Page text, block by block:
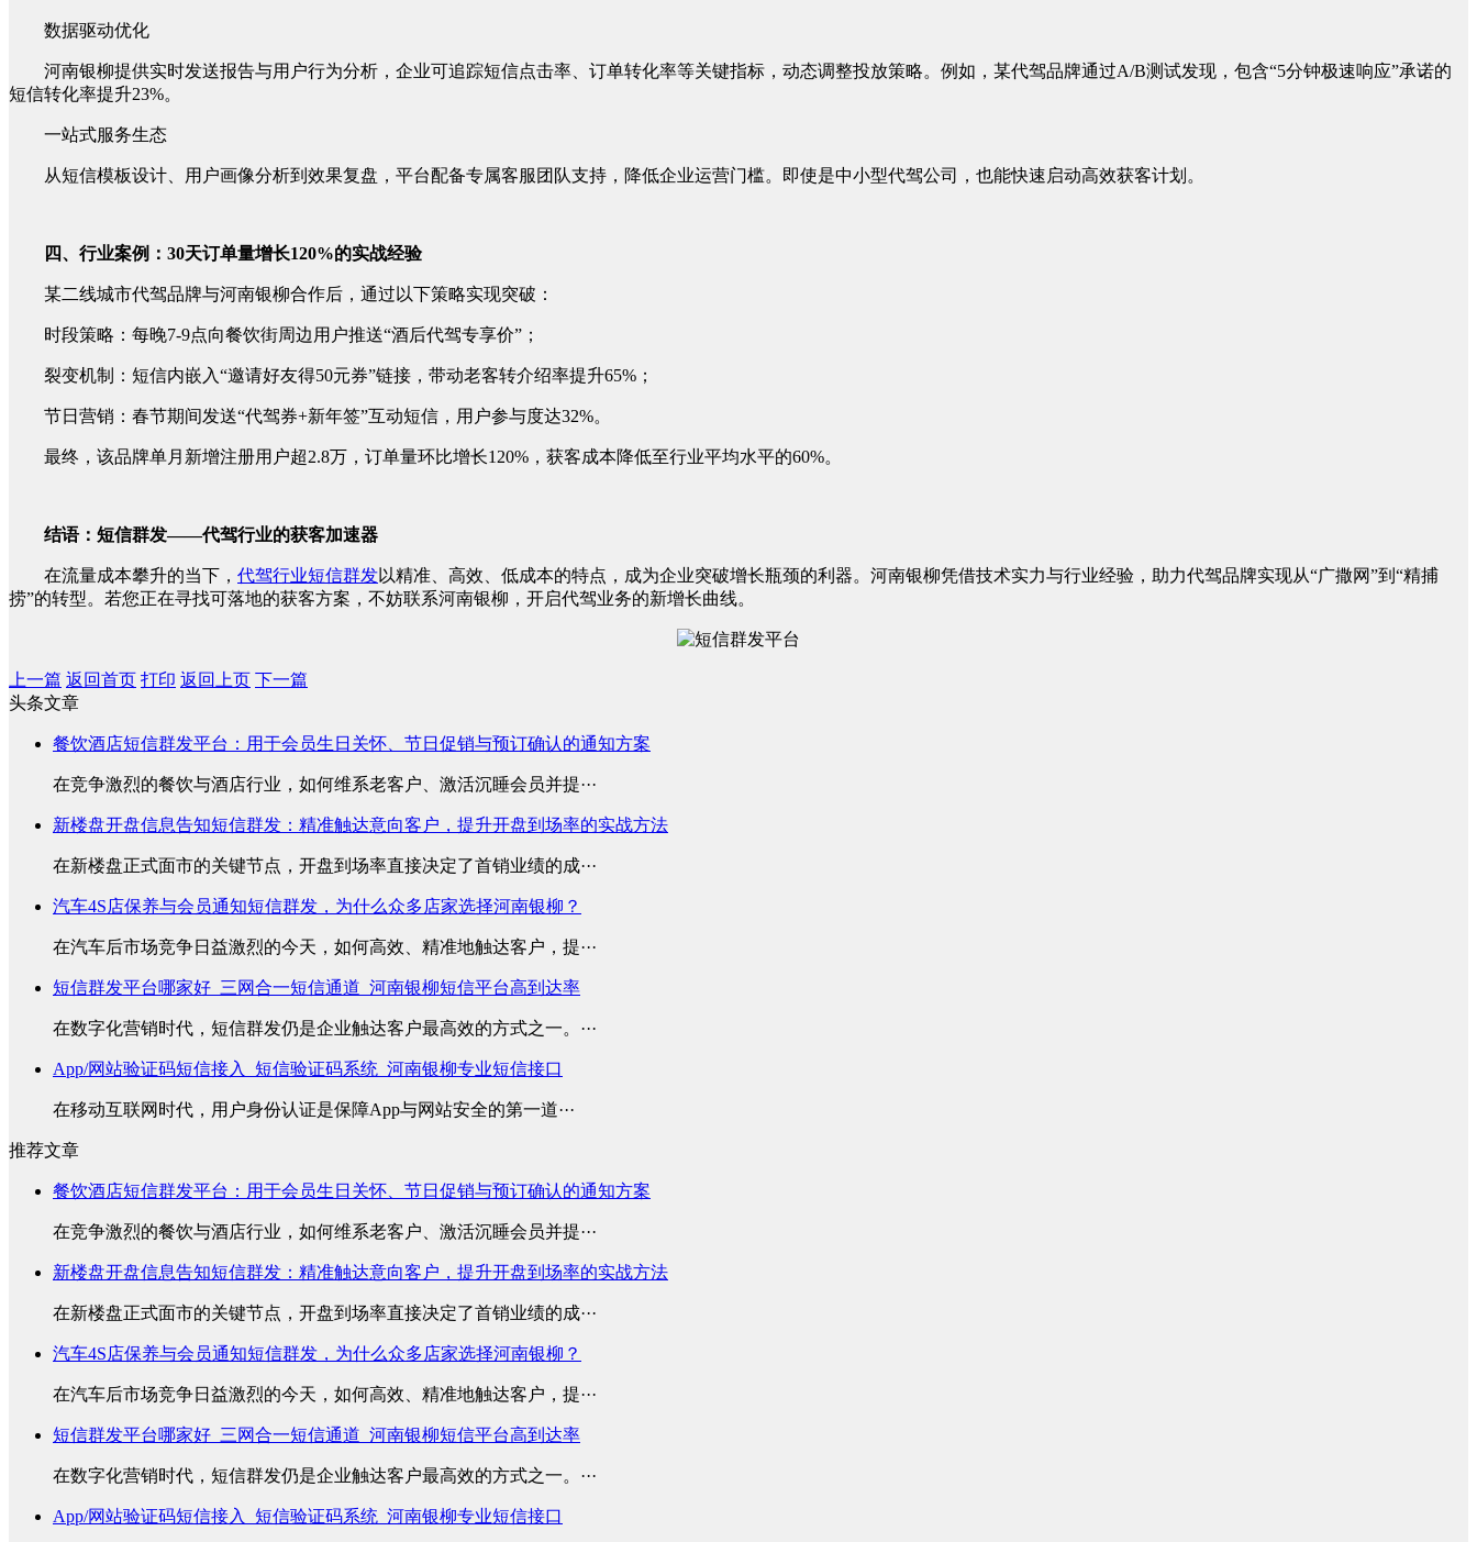
数据驱动优化
河南银柳提供实时发送报告与用户行为分析，企业可追踪短信点击率、订单转化率等关键指标，动态调整投放策略。例如，某代驾品牌通过A/B测试发现，包含“5分钟极速响应”承诺的
短信转化率提升23%。
一站式服务生态
从短信模板设计、用户画像分析到效果复盘，平台配备专属客服团队支持，降低企业运营门槛。即使是中小型代驾公司，也能快速启动高效获客计划。
四、行业案例：30天订单量增长120%的实战经验
某二线城市代驾品牌与河南银柳合作后，通过以下策略实现突破：
时段策略：每晚7-9点向餐饮街周边用户推送“酒后代驾专享价”；
裂变机制：短信内嵌入“邀请好友得50元券”链接，带动老客转介绍率提升65%；
节日营销：春节期间发送“代驾券+新年签”互动短信，用户参与度达32%。
最终，该品牌单月新增注册用户超2.8万，订单量环比增长120%，获客成本降低至行业平均水平的60%。
结语：短信群发——代驾行业的获客加速器
在流量成本攀升的当下， 代驾行业短信群发以精准、高效、低成本的特点，成为企业突破增长瓶颈的利器。河南银柳凭借技术实力与行业经验，助力代驾品牌实现从“广撒网”到“精捕
捞”的转型。若您正在寻找可落地的获客方案，不妨联系河南银柳，开启代驾业务的新增长曲线。
上一篇 返回首页 打印 返回上页 下一篇
头条文章
餐饮酒店短信群发平台：用于会员生日关怀、节日促销与预订确认的通知方案
在竞争激烈的餐饮与酒店行业，如何维系老客户、激活沉睡会员并提···
新楼盘开盘信息告知短信群发：精准触达意向客户，提升开盘到场率的实战方法
在新楼盘正式面市的关键节点，开盘到场率直接决定了首销业绩的成···
汽车4S店保养与会员通知短信群发，为什么众多店家选择河南银柳？
在汽车后市场竞争日益激烈的今天，如何高效、精准地触达客户，提···
短信群发平台哪家好_三网合一短信通道_河南银柳短信平台高到达率
在数字化营销时代，短信群发仍是企业触达客户最高效的方式之一。···
App/网站验证码短信接入_短信验证码系统_河南银柳专业短信接口
在移动互联网时代，用户身份认证是保障App与网站安全的第一道···
推荐文章
餐饮酒店短信群发平台：用于会员生日关怀、节日促销与预订确认的通知方案
在竞争激烈的餐饮与酒店行业，如何维系老客户、激活沉睡会员并提···
新楼盘开盘信息告知短信群发：精准触达意向客户，提升开盘到场率的实战方法
在新楼盘正式面市的关键节点，开盘到场率直接决定了首销业绩的成···
汽车4S店保养与会员通知短信群发，为什么众多店家选择河南银柳？
在汽车后市场竞争日益激烈的今天，如何高效、精准地触达客户，提···
短信群发平台哪家好_三网合一短信通道_河南银柳短信平台高到达率
在数字化营销时代，短信群发仍是企业触达客户最高效的方式之一。···
App/网站验证码短信接入_短信验证码系统_河南银柳专业短信接口